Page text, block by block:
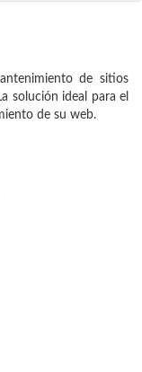
de sitios
solución ideal para el
de su web.